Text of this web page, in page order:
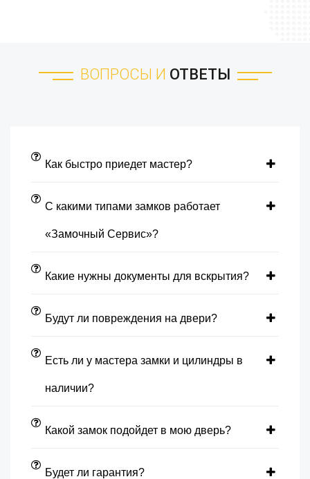
ВОПРОСЫ И ОТВЕТЫ
Как быстро приедет мастер?
С какими типами замков работает
«Замочный Сервис»?
Какие нужны документы для вскрытия?
Будут ли повреждения на двери?
Есть ли у мастера замки и цилиндры в
наличии?
Какой замок подойдет в мою дверь?
Будет ли гарантия?